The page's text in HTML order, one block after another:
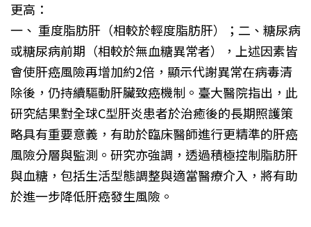
更高：
一、 重度脂肪肝（相較於輕度脂肪肝）；二、糖尿病
或糖尿病前期（相較於無血糖異常者），上述因素皆
會使肝癌風險再增加約2倍，顯示代謝異常在病毒清
除後，仍持續驅動肝臟致癌機制。臺大醫院指出，此
研究結果對全球C型肝炎患者於治癒後的長期照護策
略具有重要意義，有助於臨床醫師進行更精準的肝癌
風險分層與監測。研究亦強調，透過積極控制脂肪肝
與血糖，包括生活型態調整與適當醫療介入，將有助
於進一步降低肝癌發生風險。